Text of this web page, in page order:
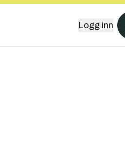
Logg inn